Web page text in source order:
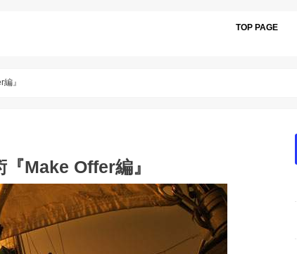
TOP PAGE
』
Make Offer編』